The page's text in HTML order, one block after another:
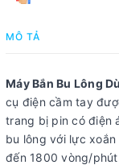
MÔ TẢ
Máy Bắn Bu Lông
cụ điện cầm tay
trang bị pin có điện
bu lông với lực
đến 1800 vòng/